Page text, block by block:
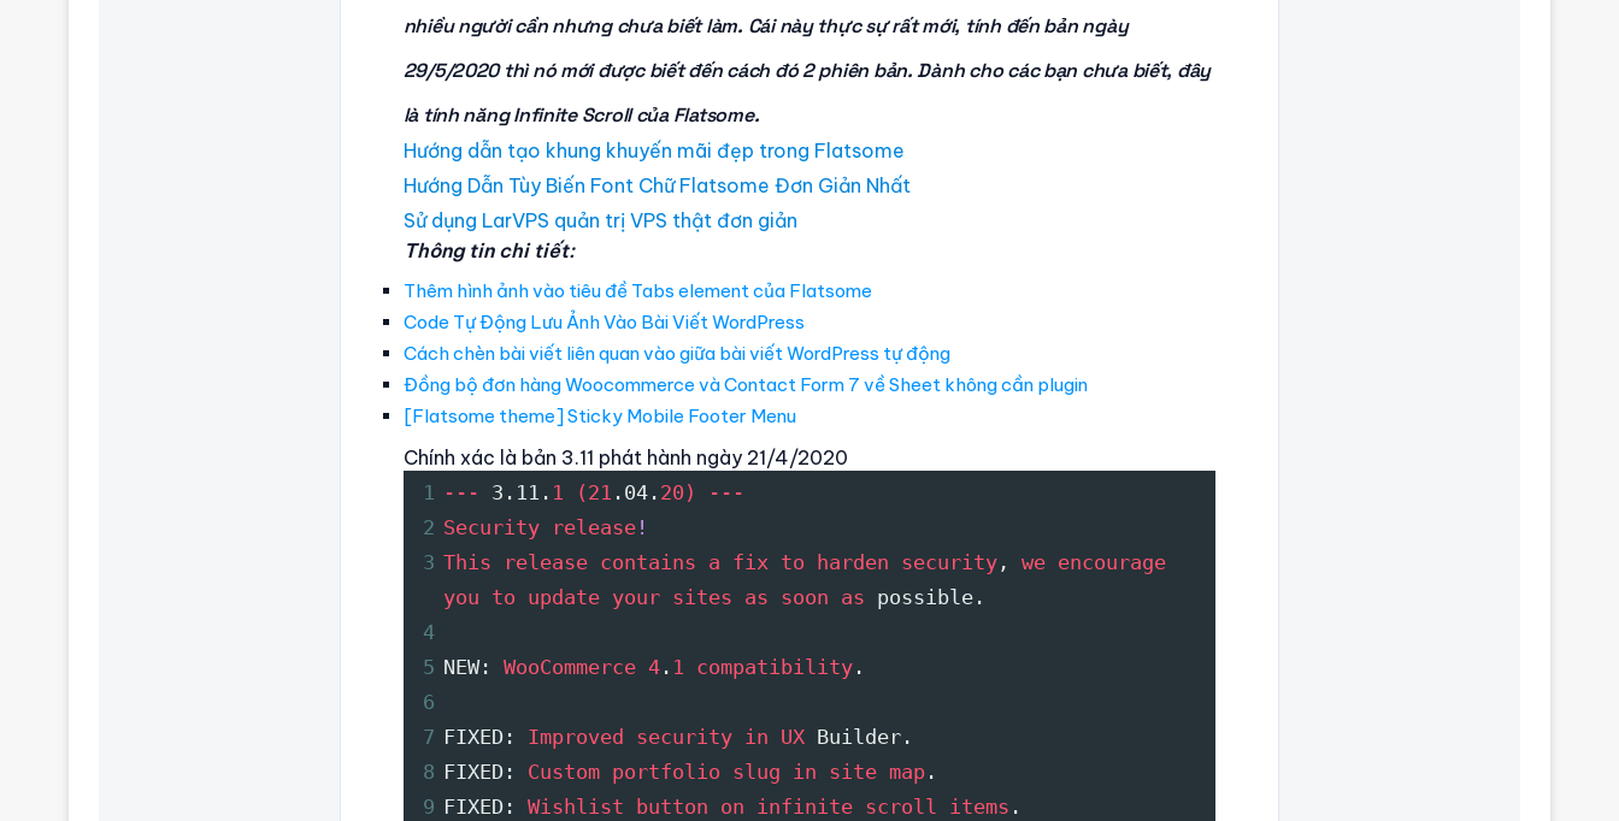
nhiều người cần nhưng chưa biết làm. Cái này thực sự rất mới, tính đến bản ngày
29/5/2020 thì nó mới được biết đến cách đó 2 phiên bản. Dành cho các bạn chưa biết, đây
là tính năng Infinite Scroll của Flatsome.
Hướng dẫn tạo khung khuyến mãi đẹp trong Flatsome
Hướng Dẫn Tùy Biến Font Chữ Flatsome Đơn Giản Nhất
Sử dụng LarVPS quản trị VPS thật đơn giản
Thông tin chi tiết:
Thêm hình ảnh vào tiêu đề Tabs element của Flatsome
Code Tự Động Lưu Ảnh Vào Bài Viết WordPress
Cách chèn bài viết liên quan vào giữa bài viết WordPress tự động
Đồng bộ đơn hàng Woocommerce và Contact Form 7 về Sheet không cần plugin
[Flatsome theme] Sticky Mobile Footer Menu
Chính xác là bản 3.11 phát hành ngày 21/4/2020
1 --- 3.11. 1 (21 .04. 20)
---
2 Security release!
3 This release contains a fix to harden security, we encourage
you to update your sites as soon as possible.
4
5 NEW: WooCommerce 4. 1 compatibility.
6
7 FIXED: Improved security in UX Builder.
8 FIXED: Custom portfolio slug in site map.
9 FIXED: Wishlist button on infinite scroll items .